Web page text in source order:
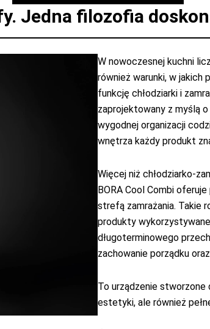
Jedna filozofia
W nowoczesnej kuchni
również warunki, w jakich
funkcję chłodziarki i
zaprojektowany z myślą
wygodnej organizacji
wnętrza każdy produkt
Więcej niż chłodziarko-
BORA Cool Combi
strefą zamrażania. Takie
produkty
długoterminowego
zachowanie porządku
To urządzenie
estetyki, ale również